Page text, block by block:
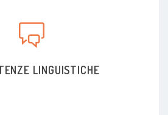
LINGUISTICHE